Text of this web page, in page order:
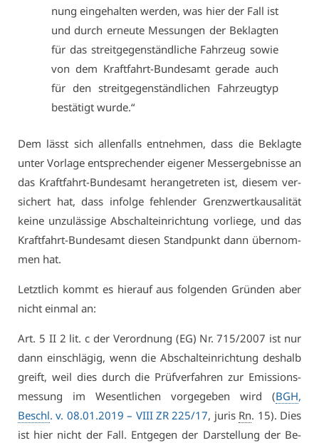
nung ein­ge­hal­ten wer­den, was hier der Fall ist
und durch er­neu­te Mes­sun­gen der Be­klag­ten
für das streit­ge­gen­ständ­li­che Fahr­zeug so­wie
von dem Kraft­fahrt-Bun­des­amt ge­ra­de auch
für den streit­ge­gen­ständ­li­chen Fahr­zeug­typ
be­stä­tigt wur­de.“
Dem lässt sich al­len­falls ent­neh­men, dass die Be­klag­te
un­ter Vor­la­ge ent­spre­chen­der ei­ge­ner Mess­er­geb­nis­se an
das Kraft­fahrt-Bun­des­amt her­an­ge­tre­ten ist, die­sem ver­
si­chert hat, dass in­fol­ge feh­len­der Grenz­wert­kau­sa­li­tät
kei­ne un­zu­läs­si­ge Ab­schalt­ein­rich­tung vor­lie­ge, und das
Kraft­fahrt-Bun­des­amt die­sen Stand­punkt dann über­nom­
men hat.
Letzt­lich kommt es hier­auf aus fol­gen­den Grün­den aber
nicht ein­mal an:
Art. 5 II 2 lit. c der Ver­ord­nung (EG) Nr. 715/2007 ist nur
dann ein­schlä­gig, wenn die Ab­schalt­ein­rich­tung des­halb
greift, weil dies durch die Prüf­ver­fah­ren zur Emis­si­ons­
mes­sung im We­sent­li­chen vor­ge­ge­ben wird (BGH,
Beschl. v. 08.01.2019 – VI­II ZR 225/17, ju­ris Rn. 15). Dies
ist hier nicht der Fall. Ent­ge­gen der Dar­stel­lung der Be­